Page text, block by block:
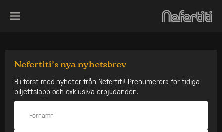
Stuzzi
Den här konserten har
redan varit
Nefertiti’s nya nyhetsbrev
Bli först med nyheter från Nefertiti! Prenumerera för tidiga
biljettsläpp och exklusiva erbjudanden.